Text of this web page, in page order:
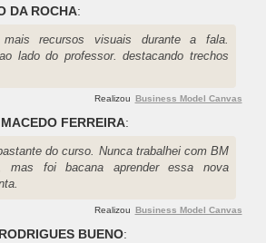
DA ROCHA:
mais recursos visuais durante a fala.
lado do professor. destacando trechos
Realizou Business Model Canvas
FERREIRA:
do curso. Nunca trabalhei com BM
mas foi bacana aprender essa nova
Realizou Business Model Canvas
BUENO: